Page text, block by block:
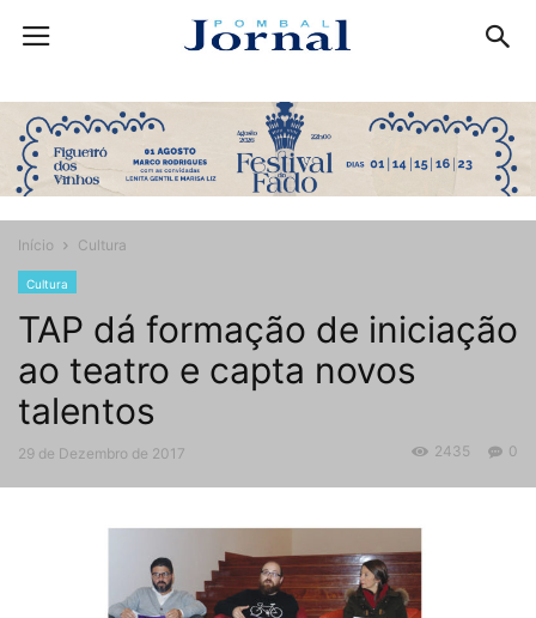
Início Cultura
Cultura
TAP dá formação de iniciação
ao teatro e capta novos
talentos
29 de Dezembro de 2017 0
2435